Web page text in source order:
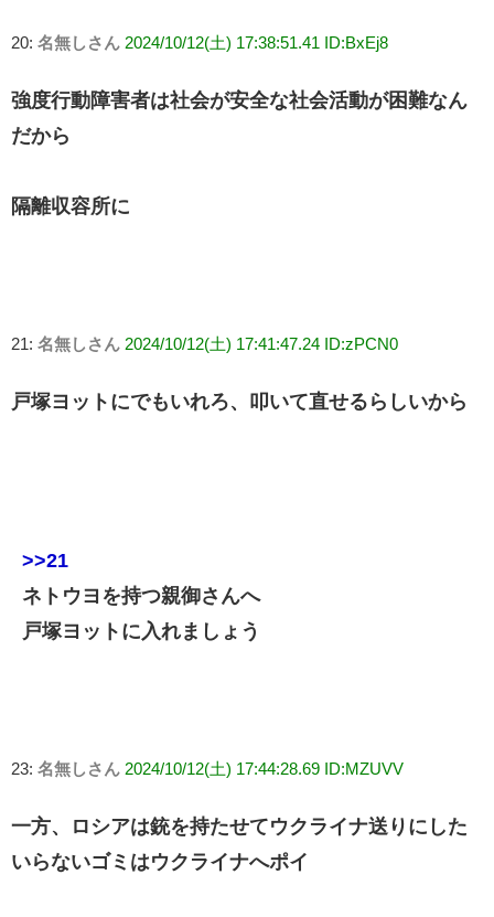
20: 名無しさん 2024/10/12(土) 17:38:51.41 ID:BxEj8
強度行動障害者は社会が安全な社会活動が困難なん
だから
隔離収容所に
21: 名無しさん 2024/10/12(土) 17:41:47.24 ID:zPCN0
戸塚ヨットにでもいれろ、叩いて直せるらしいから
>>21
ネトウヨを持つ親御さんへ
戸塚ヨットに入れましょう
23: 名無しさん 2024/10/12(土) 17:44:28.69 ID:MZUVV
一方、ロシアは銃を持たせてウクライナ送りにした
いらないゴミはウクライナへポイ